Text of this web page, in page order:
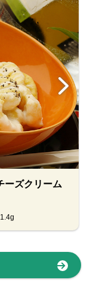
ーズクリーム
1.4g